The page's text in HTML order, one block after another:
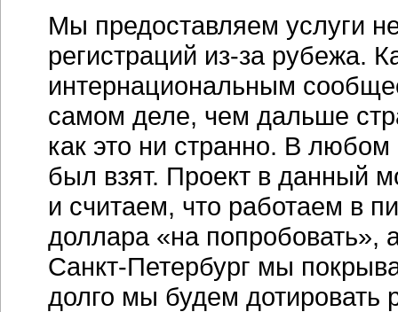
Мы предоставляем услуги
регистраций из-зарубежа.
интернациональным
самом деле, чем дальше
как это ни странно. В
был взят. Проект в данный
и считаем, что работаем в
доллара «на попробовать»,
Санкт-Петербург мы
долго мы будем дотировать